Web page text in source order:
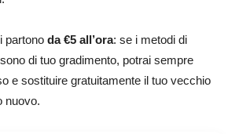
partono da €5 all’ora: se i metodi di
di tuo gradimento, potrai sempre
e sostituire gratuitamente il tuo vecchio
nuovo.